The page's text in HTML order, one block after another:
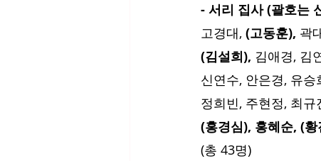
- 서리 집사 (괄호는
고경대, (고동훈), 곽
(김설희), 김애경, 김
신연수, 안은경, 유승
정희빈, 주현정, 최규
(홍경심), 홍혜순, (
(총 43명)